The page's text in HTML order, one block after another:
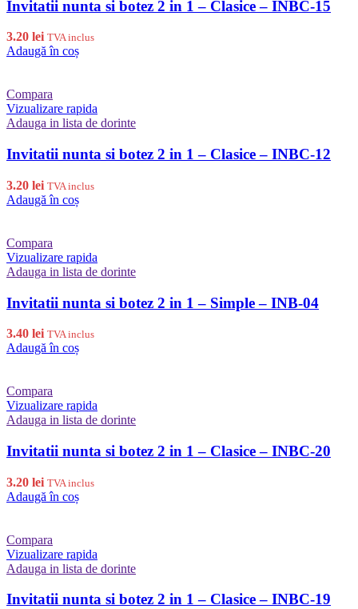
Invitatii nunta si botez 2 in 1 – Clasice – INBC-15
3.20 lei TVA inclus
Adaugă în coș
Compara
Vizualizare rapida
Adauga in lista de dorinte
Invitatii nunta si botez 2 in 1 – Clasice – INBC-12
3.20 lei TVA inclus
Adaugă în coș
Compara
Vizualizare rapida
Adauga in lista de dorinte
Invitatii nunta si botez 2 in 1 – Simple – INB-04
3.40 lei TVA inclus
Adaugă în coș
Compara
Vizualizare rapida
Adauga in lista de dorinte
Invitatii nunta si botez 2 in 1 – Clasice – INBC-20
3.20 lei TVA inclus
Adaugă în coș
Compara
Vizualizare rapida
Adauga in lista de dorinte
Invitatii nunta si botez 2 in 1 – Clasice – INBC-19